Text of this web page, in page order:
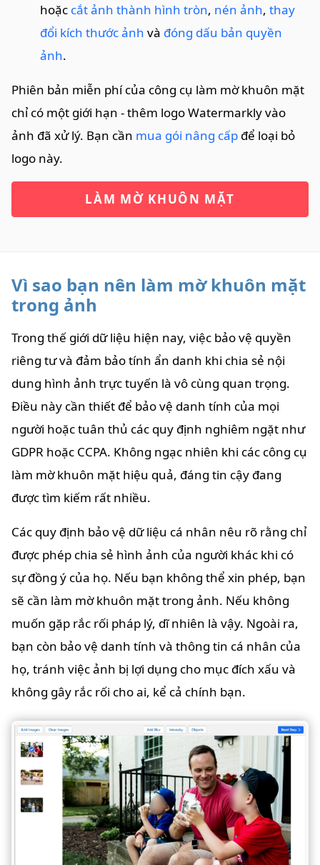
hoặc cắt ảnh thành hình tròn, nén ảnh, thay
đổi kích thước ảnh và đóng dấu bản quyền
ảnh.
Phiên bản miễn phí của công cụ làm mờ khuôn mặt
chỉ có một giới hạn - thêm logo Watermarkly vào
ảnh đã xử lý. Bạn cần mua gói nâng cấp để loại bỏ
logo này.
LÀM MỜ KHUÔN MẶT
Vì sao bạn nên làm mờ khuôn mặt
trong ảnh
Trong thế giới dữ liệu hiện nay, việc bảo vệ quyền
riêng tư và đảm bảo tính ẩn danh khi chia sẻ nội
dung hình ảnh trực tuyến là vô cùng quan trọng.
Điều này cần thiết để bảo vệ danh tính của mọi
người hoặc tuân thủ các quy định nghiêm ngặt như
GDPR hoặc CCPA. Không ngạc nhiên khi các công cụ
làm mờ khuôn mặt hiệu quả, đáng tin cậy đang
được tìm kiếm rất nhiều.
Các quy định bảo vệ dữ liệu cá nhân nêu rõ rằng chỉ
được phép chia sẻ hình ảnh của người khác khi có
sự đồng ý của họ. Nếu bạn không thể xin phép, bạn
sẽ cần làm mờ khuôn mặt trong ảnh. Nếu không
muốn gặp rắc rối pháp lý, dĩ nhiên là vậy. Ngoài ra,
bạn còn bảo vệ danh tính và thông tin cá nhân của
họ, tránh việc ảnh bị lợi dụng cho mục đích xấu và
không gây rắc rối cho ai, kể cả chính bạn.